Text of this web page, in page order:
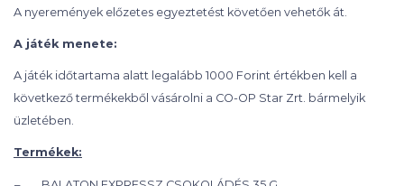
A nyeremények előzetes egyeztetést követően vehetők át.
A játék menete:
A játék időtartama alatt legalább 1000 Forint értékben kell a
következő termékekből vásárolni a CO-OP Star Zrt. bármelyik
üzletében.
Termékek: